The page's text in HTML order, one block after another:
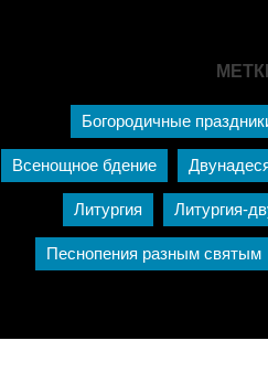
Богородичные
Всенощное бдение
Литургия Литургия-
Песнопения разным святым